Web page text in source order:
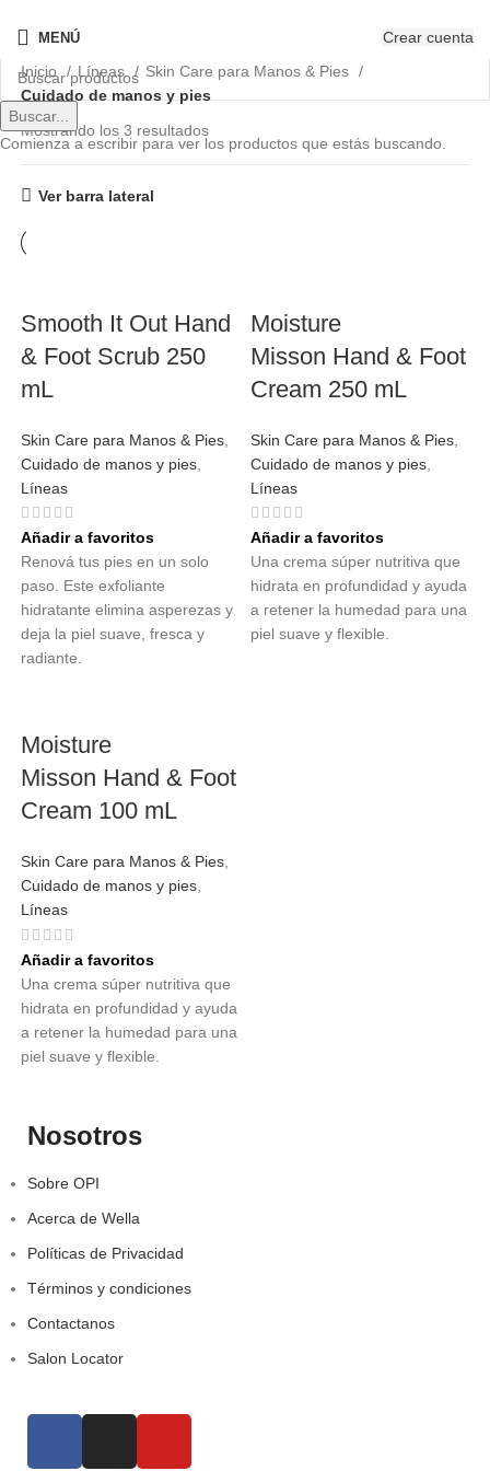
MENÚ
Crear cuenta
Inicio
Líneas
Skin Care para Manos & Pies
Cuidado de manos y pies
Mostrando los 3 resultados
Ver barra lateral
Smooth It Out Hand
& Foot Scrub 250
mL
Skin Care para Manos & Pies
Cuidado de manos y pies
Líneas
Añadir a favoritos
Renová tus pies en un solo
paso. Este exfoliante
hidratante elimina asperezas y
deja la piel suave, fresca y
radiante.
Moisture
Misson Hand & Foot
Cream 250 mL
Skin Care para Manos & Pies
Cuidado de manos y pies
Líneas
Añadir a favoritos
Una crema súper nutritiva que
hidrata en profundidad y ayuda
a retener la humedad para una
piel suave y flexible.
Moisture
Misson Hand & Foot
Cream 100 mL
Skin Care para Manos & Pies,
Cuidado de manos y pies,
Líneas
Añadir a favoritos
Una crema súper nutritiva que
hidrata en profundidad y ayuda
a retener la humedad para una
piel suave y flexible.
Nosotros
Sobre OPI
Acerca de Wella
Políticas de Privacidad
Términos y condiciones
Contactanos
Salon Locator
Buscar...
Comienza a escribir para ver los productos que estás buscando.